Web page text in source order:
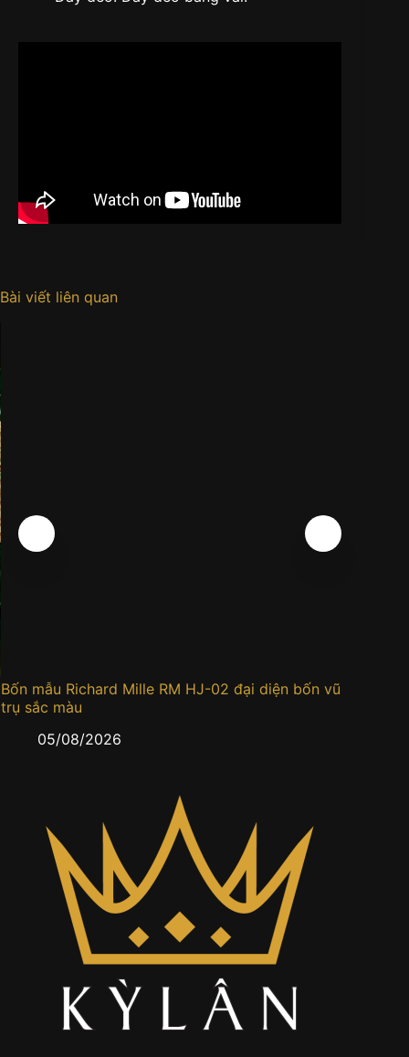
Bài viết liên quan
Bốn mẫu Richard Mille RM HJ-02 đại diện bốn vũ
trụ sắc màu
05/08/2026